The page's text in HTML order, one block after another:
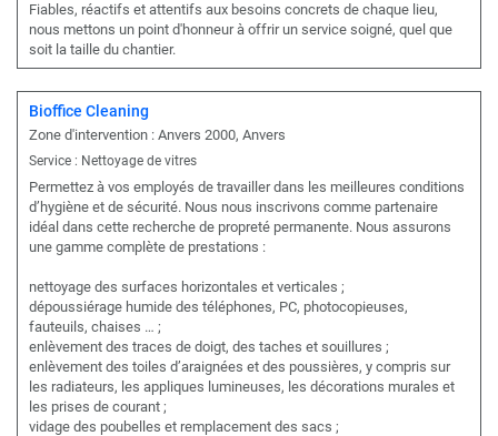
Fiables, réactifs et attentifs aux besoins concrets de chaque lieu,
nous mettons un point d'honneur à offrir un service soigné, quel que
soit la taille du chantier.
Bioffice Cleaning
Zone d'intervention : Anvers 2000, Anvers
Service : Nettoyage de vitres
Permettez à vos employés de travailler dans les meilleures conditions
d’hygiène et de sécurité. Nous nous inscrivons comme partenaire
idéal dans cette recherche de propreté permanente. Nous assurons
une gamme complète de prestations :
nettoyage des surfaces horizontales et verticales ;
dépoussiérage humide des téléphones, PC, photocopieuses,
fauteuils, chaises … ;
enlèvement des traces de doigt, des taches et souillures ;
enlèvement des toiles d’araignées et des poussières, y compris sur
les radiateurs, les appliques lumineuses, les décorations murales et
les prises de courant ;
vidage des poubelles et remplacement des sacs ;